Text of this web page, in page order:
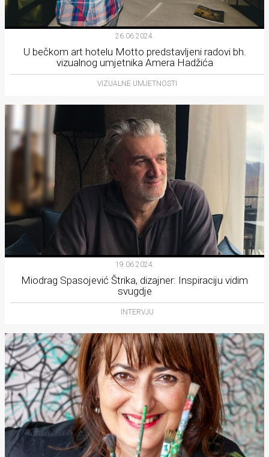
Lifestyle
Fashion
Za
stolom
pokretu
Ideje
koje
rade
Urban
Aktivizam
Aktuelnosti
Promo
About
Urban
26.06.2024.
U bečkom art hotelu Motto predstavljeni radovi bh.
vizualnog umjetnika Amera Hadžića
VIZUALNE UMJETNOSTI
19.06.2024.
Miodrag Spasojević Štrika, dizajner: Inspiraciju vidim
svugdje
INTERVJU